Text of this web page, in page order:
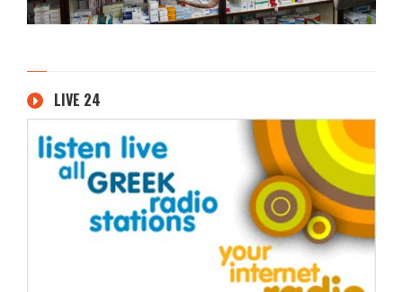
LIVE 24